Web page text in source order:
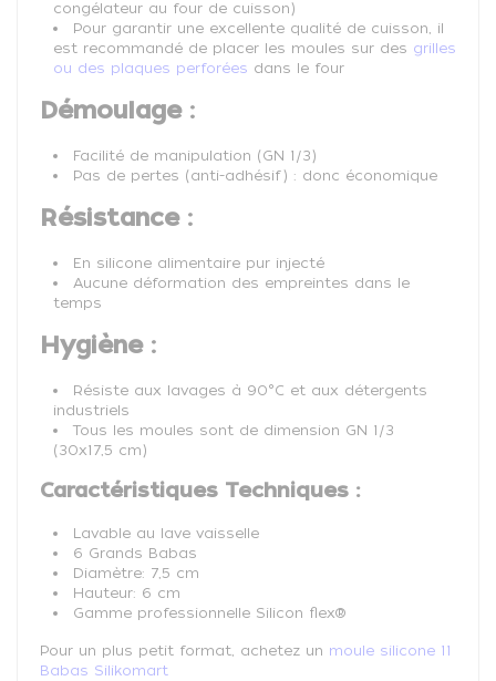
congélateur au four de cuisson)
Pour garantir une excellente qualité de cuisson, il
est recommandé de placer les moules sur des grilles
ou des plaques perforées dans le four
Démoulage :
Facilité de manipulation (GN 1/3)
Pas de pertes (anti-adhésif) : donc économique
Résistance :
En silicone alimentaire pur injecté
Aucune déformation des empreintes dans le
temps
Hygiène :
Résiste aux lavages à 90°C et aux détergents
industriels
Tous les moules sont de dimension GN 1/3
(30x17,5 cm)
Caractéristiques Techniques :
Lavable au lave vaisselle
6 Grands Babas
Diamètre: 7,5 cm
Hauteur: 6 cm
Gamme professionnelle Silicon flex®
Pour un plus petit format, achetez un moule silicone 11
Babas Silikomart